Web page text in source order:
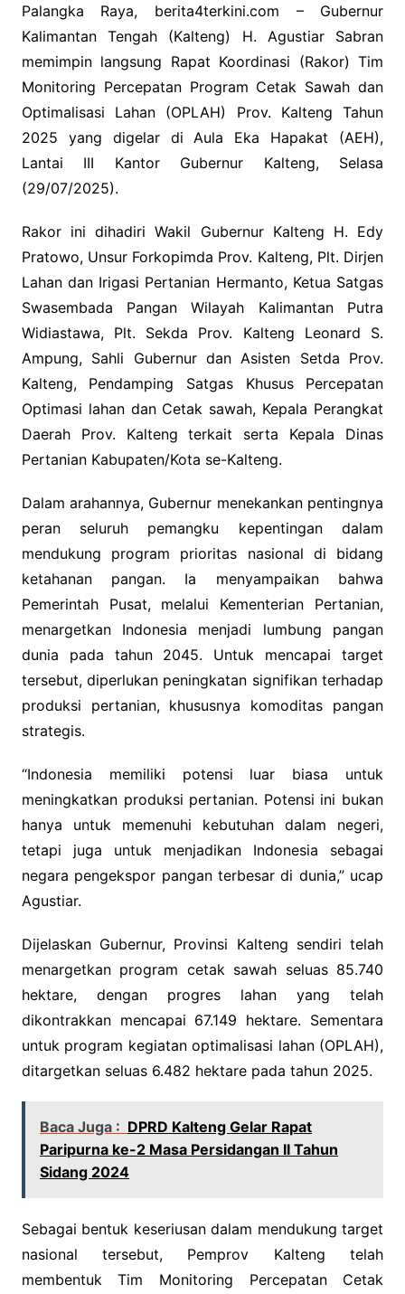
Palangka Raya, berita4terkini.com – Gubernur
Kalimantan Tengah (Kalteng) H. Agustiar Sabran
memimpin langsung Rapat Koordinasi (Rakor) Tim
Monitoring Percepatan Program Cetak Sawah dan
Optimalisasi Lahan (OPLAH) Prov. Kalteng Tahun
2025 yang digelar di Aula Eka Hapakat (AEH),
Lantai III Kantor Gubernur Kalteng, Selasa
(29/07/2025).
Rakor ini dihadiri Wakil Gubernur Kalteng H. Edy
Pratowo, Unsur Forkopimda Prov. Kalteng, Plt. Dirjen
Lahan dan Irigasi Pertanian Hermanto, Ketua Satgas
Swasembada Pangan Wilayah Kalimantan Putra
Widiastawa, Plt. Sekda Prov. Kalteng Leonard S.
Ampung, Sahli Gubernur dan Asisten Setda Prov.
Kalteng, Pendamping Satgas Khusus Percepatan
Optimasi lahan dan Cetak sawah, Kepala Perangkat
Daerah Prov. Kalteng terkait serta Kepala Dinas
Pertanian Kabupaten/Kota se-Kalteng.
Dalam arahannya, Gubernur menekankan pentingnya
peran seluruh pemangku kepentingan dalam
mendukung program prioritas nasional di bidang
ketahanan pangan. Ia menyampaikan bahwa
Pemerintah Pusat, melalui Kementerian Pertanian,
menargetkan Indonesia menjadi lumbung pangan
dunia pada tahun 2045. Untuk mencapai target
tersebut, diperlukan peningkatan signifikan terhadap
produksi pertanian, khususnya komoditas pangan
strategis.
“Indonesia memiliki potensi luar biasa untuk
meningkatkan produksi pertanian. Potensi ini bukan
hanya untuk memenuhi kebutuhan dalam negeri,
tetapi juga untuk menjadikan Indonesia sebagai
negara pengekspor pangan terbesar di dunia,” ucap
Agustiar.
Dijelaskan Gubernur, Provinsi Kalteng sendiri telah
menargetkan program cetak sawah seluas 85.740
hektare, dengan progres lahan yang telah
dikontrakkan mencapai 67.149 hektare. Sementara
untuk program kegiatan optimalisasi lahan (OPLAH),
ditargetkan seluas 6.482 hektare pada tahun 2025.
Baca Juga : DPRD Kalteng Gelar Rapat
Paripurna ke-2 Masa Persidangan II Tahun
Sidang 2024
Sebagai bentuk keseriusan dalam mendukung target
nasional tersebut, Pemprov Kalteng telah
membentuk Tim Monitoring Percepatan Cetak